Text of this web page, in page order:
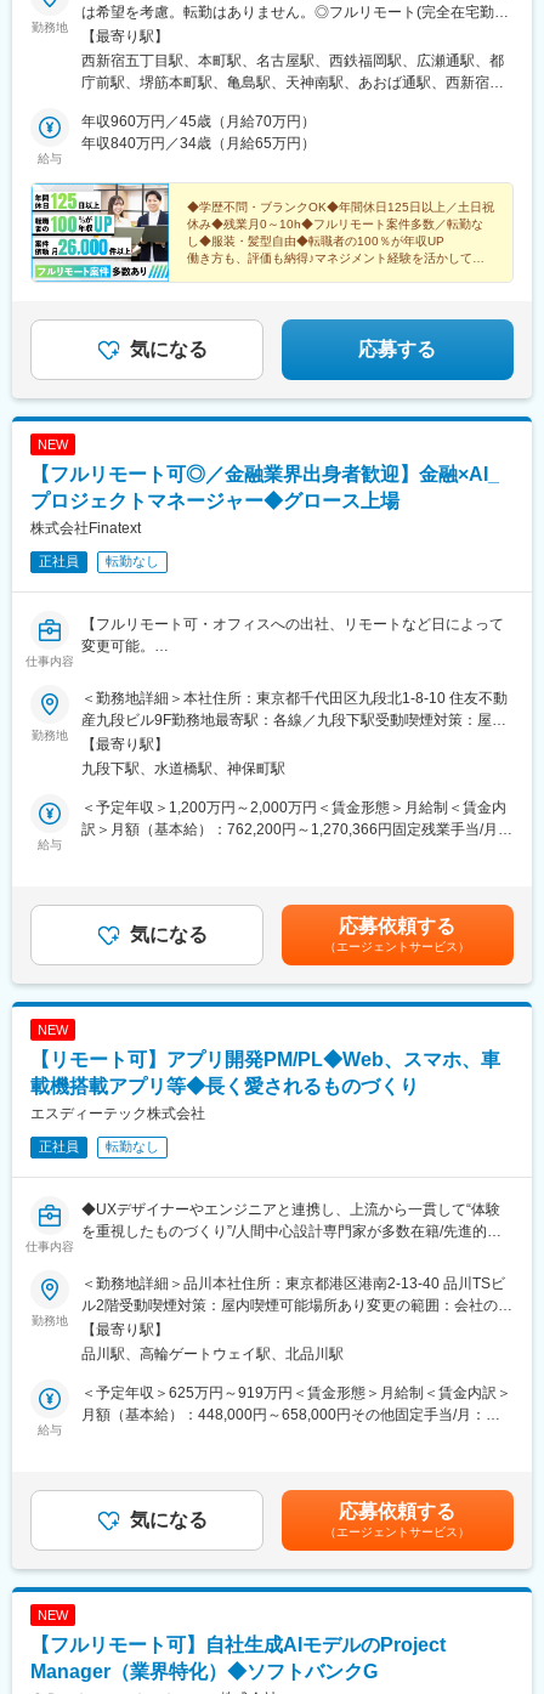
勤務地
は希望を考慮。転勤はありません。◎フルリモート(完全在宅勤
務）多数あります。◎転職時にお引越しをご検討の際には引越し
費用または住宅手当（規定有）が支給されます。＜主要プロジェ
クト先＞東京都、神奈川県、千葉県、埼玉県、大阪府、兵庫県、
岡県、岡山県＜アクセス＞本社都営大江戸線「西新宿五丁目駅」
より徒歩3分都営丸ノ内線「西新宿駅」より徒歩9分大阪支社大阪
トロ御堂筋線、中央線「堺筋本町駅」より徒歩4分福岡支社市営地
下鉄空港線「天神駅」より徒歩7分市営地下鉄七隈線「天神南駅」
より徒歩4分名古屋支社JR東海道線、地下鉄東山線、桜通線「名
古屋駅」より徒歩5分仙台支社JR東北本線、常磐線、仙山線、仙
石線、仙台市地下鉄南北線、東西線「仙台駅」より徒歩5分市営地
なります。
【最寄り駅】
西新宿五丁目駅、本町駅、名古屋駅、西鉄福岡駅、広瀬通駅、都
庁前駅、堺筋本町駅、亀島駅、天神南駅、あおば通駅、西新宿
給与
年収960万円／45歳（月給70万円）
年収840万円／34歳（月給65万円）
◆学歴不問・ブランクOK◆年間休日125日以上／土日祝
休み◆残業月0～10h◆フルリモート案件多数／転勤な
し◆服装・髪型自由◆転職者の100％が年収UP
働き方も、評価も納得♪マネジメント経験を活かして、
気になる 応募する
NEW
【フルリモート可◎／金融業界出身者歓迎】金融×AI_
プロジェクトマネージャー◆グロース上場
株式会社Finatext
正社員 転勤なし
仕事内容
【フルリモート可・オフィスへの出社、リモートなど日によって
変更可能。
できます！／完全週休二日制】
金融業界の常識を覆すDXプラットフォーマーとして、あなたの専
門性を一段高いステージへ引き上げます。大手金融機関と連携
し、AIを活用したPM業務の再設計にも挑戦。大規模かつ社会貢献
度の高い環境で、事業価値を創出する真のプロフェッショナルを
目指しませんか。
■ 案件・商材の説明
連携する大規模な案件が中心です。BtoBのみならず、エンドユー
ザーに届くサービスとして社会インフラを支えるやりがいがあり
ます。
・50～100人月規模のプロジェクト統括マネジメント
・顧客とのサービス企画、要件定義および価値設計
・パートナー企業とのリレーション構築
・エンジニアやディレクターとの連携およびマネジメント
・ビジネスプランニング、リリース後の成長戦略の推進
プロジェクトの初期段階から参画し、顧客と成功定義を共有しま
す。具体的には週次の定例会議での合意形成や、内製チームとの
おり、ドキュメント作成等の事務作業は自動化を進めています。
意思決定やステークホルダー交渉にリソースを集中できる体制で
す。
■ はたらき方/環境
フルリモートワークを導入し、効率的な働き方を推奨していま
す。SlackやMeet等のツールを駆使し、非同期コミュニケーショ
■ ポジションの魅力
「PM＝価値設計者」として、仕様通りに作るのではなく「何を作
新しい働き方を自ら構築可能です。受託ではなくプラットフォー
変更の範囲：会社の定める業務
勤務地
＜勤務地詳細＞本社住所：東京都千代田区九段北1-8-10 住友不動
産九段ビル9F勤務地最寄駅：各線／九段下駅受動喫煙対策：屋内
全面禁煙変更の範囲：会社の定める事業所（リモートワーク含
む）
【最寄り駅】
九段下駅、水道橋駅、神保町駅
給与
＜予定年収＞1,200万円～2,000万円＜賃金形態＞月給制＜賃金内
訳＞月額（基本給）：762,200円～1,270,366円固定残業手当/月：
＞※当社給与規定により、経験・スキル等を考慮した上で決定いた
します。賃金はあくまでも目安の金額であり、選考を通じて上下
する可能性があります。月給(月額)は固定手当を含めた表記です。
気になる 応募依頼する
（エージェントサービス）
NEW
【リモート可】アプリ開発PM/PL◆Web、スマホ、車
載機搭載アプリ等◆長く愛されるものづくり
エスディーテック株式会社
正社員 転勤なし
仕事内容
◆UXデザイナーやエンジニアと連携し、上流から一貫して“体験
を重視したものづくり”/人間中心設計専門家が多数在籍/先進的な
■業務内容
ご経験やご志向に応じて、いずれかのポジションをお任せします
１.プロジェクトマネージャー
Web・スマホ・GUIアプリケーション開発において、プロジェク
ト全体の計画立案から遂行・管理、クライアントや関連部門との
調整・折衝をリードいただきます。予算・進捗・品質・リスクな
ど、多面的にプロジェクト全体をマネジメントするポジションで
・クライアントや関係部門との折衝・要件調整
・要件定義～設計～開発～検証・リリースまでのフルフェーズの
推進
・協力会社/パートナーとの折衝・調整・管理
2.プロジェクトリーダー（PL）
勤務地
＜勤務地詳細＞品川本社住所：東京都港区港南2-13-40 品川TSビ
ル2階受動喫煙対策：屋内喫煙可能場所あり変更の範囲：会社の定
める事業所（リモートワーク含む）
【最寄り駅】
品川駅、高輪ゲートウェイ駅、北品川駅
給与
＜予定年収＞625万円～919万円＜賃金形態＞月給制＜賃金内訳＞
月額（基本給）：448,000円～658,000円その他固定手当/月：
管理制度の評価に応じて見直し・賞与：業績に応じて支給（年1回
／9月）賃金はあくまでも目安の金額であり、選考を通じて上下す
る可能性があります。月給(月額)は固定手当を含めた表記です。
気になる 応募依頼する
（エージェントサービス）
NEW
【フルリモート可】自社生成AIモデルのProject
Manager（業界特化）◆ソフトバンクG